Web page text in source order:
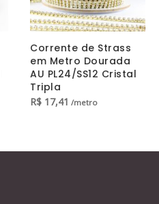
Corrente de Strass
em Metro Dourada
AU PL24/SS12 Cristal
Tripla
R$ 17,41 /metro